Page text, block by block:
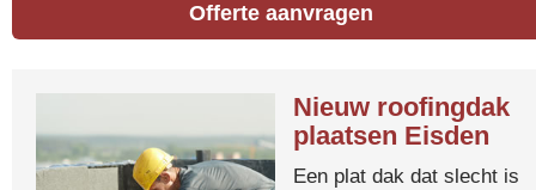
Offerte aanvragen
Nieuw roofingdak
plaatsen Eisden
Een plat dak dat slecht is